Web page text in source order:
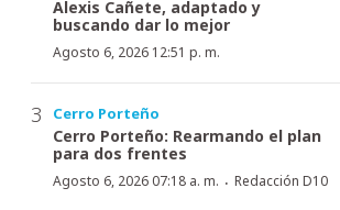
Alexis Cañete, adaptado y
buscando dar lo mejor
Agosto 6, 2026 12:51 p. m.
Cerro Porteño
Cerro Porteño: Rearmando el plan
para dos frentes
Agosto 6, 2026 07:18 a. m. · Redacción D10